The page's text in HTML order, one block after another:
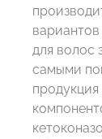
для волос
самыми